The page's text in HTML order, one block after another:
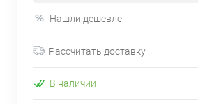
Нашли дешевле
Рассчитать доставку
В наличии